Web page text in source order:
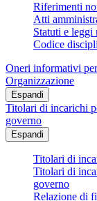
Riferimenti
Atti
Statuti e leggi
Codice
Oneri informativi
Organizzazione
Espandi
Titolari di incarichi
governo
Espandi
Titolari di
Titolari di
governo
Relazione di